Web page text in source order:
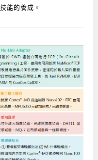
企業雙重補助)
能的養成。